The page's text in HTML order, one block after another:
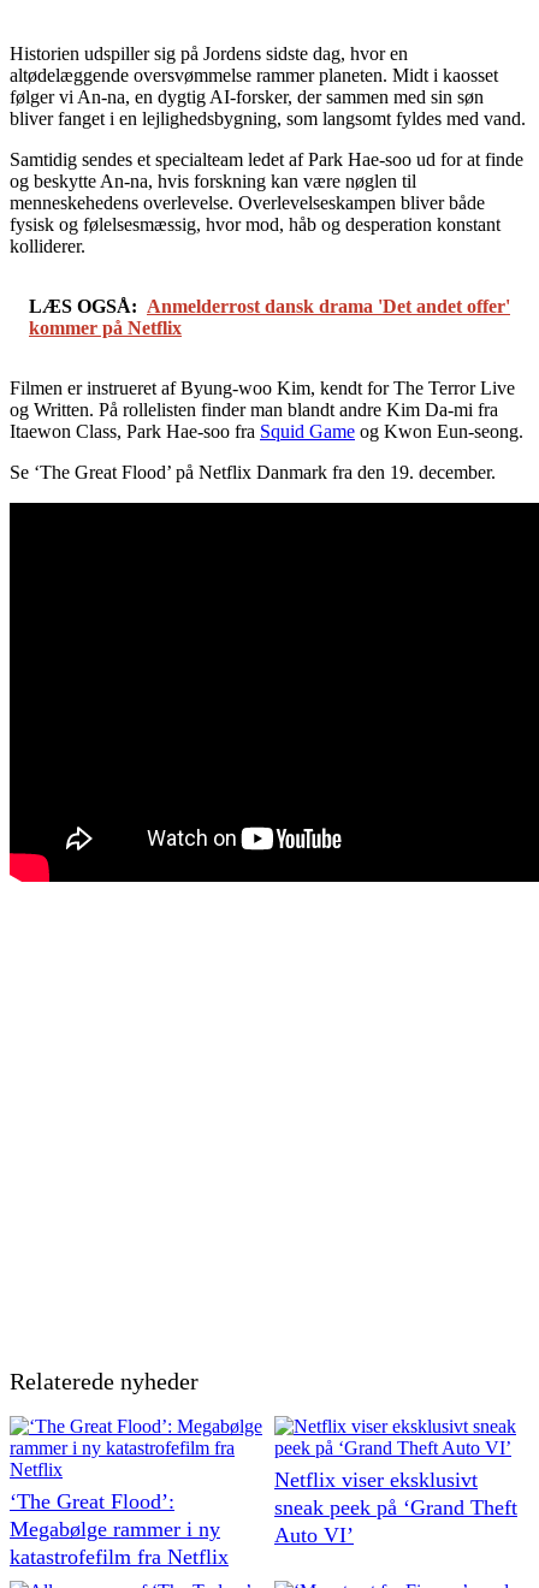
Historien udspiller sig på Jordens sidste dag, hvor en
altødelæggende oversvømmelse rammer planeten. Midt i kaosset
følger vi An-na, en dygtig AI-forsker, der sammen med sin søn
bliver fanget i en lejlighedsbygning, som langsomt fyldes med vand.
Samtidig sendes et specialteam ledet af Park Hae-soo ud for at finde
og beskytte An-na, hvis forskning kan være nøglen til
menneskehedens overlevelse. Overlevelseskampen bliver både
fysisk og følelsesmæssig, hvor mod, håb og desperation konstant
kolliderer.
LÆS OGSÅ: Anmelderrost dansk drama 'Det andet offer'
kommer på Netflix
Filmen er instrueret af Byung-woo Kim, kendt for The Terror Live
og Written. På rollelisten finder man blandt andre Kim Da-mi fra
Itaewon Class, Park Hae-soo fra Squid Game og Kwon Eun-seong.
Se ‘The Great Flood’ på Netflix Danmark fra den 19. december.
Relaterede nyheder
‘The Great Flood’:
Megabølge rammer i ny
katastrofefilm fra Netflix
Netflix viser eksklusivt
sneak peek på ‘Grand Theft
Auto VI’